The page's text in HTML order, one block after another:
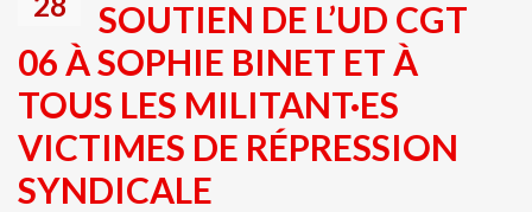
SOUTIEN DE L’UD CGT
06 À SOPHIE BINET ET À
TOUS LES MILITANT·ES
VICTIMES DE RÉPRESSION
SYNDICALE